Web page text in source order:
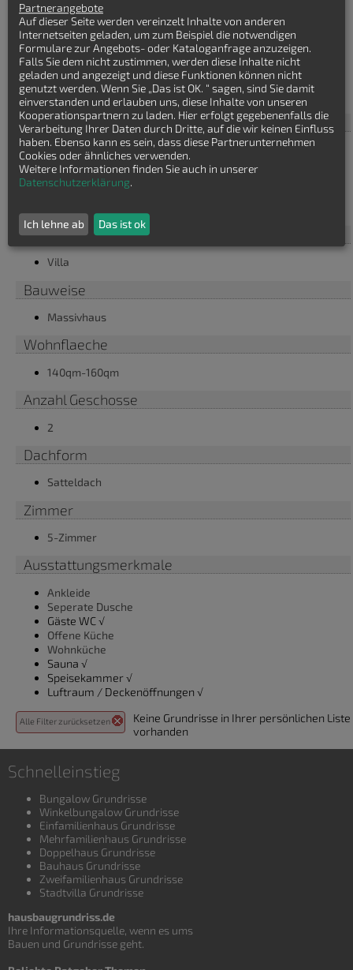
Häuser finden
Bauhaus Villa
Haustyp
Bauhaus
Bungalow
Einfamilienhaus
Baustil
Villa
Bauweise
Massivhaus
Wohnflaeche
140qm-160qm
Anzahl Geschosse
2
Dachform
Satteldach
Zimmer
5-Zimmer
Ausstattungsmerkmale
Ankleide
Seperate Dusche
Gäste WC √
Offene Küche
Wohnküche
Sauna √
Speisekammer √
Luftraum / Deckenöffnungen √
Alle Filter zurücksetzen
Keine Grundrisse in Ihrer persönlichen Liste
vorhanden
Schnelleinstieg
Bungalow Grundrisse
Winkelbungalow Grundrisse
Einfamilienhaus Grundrisse
Mehrfamilienhaus Grundrisse
Doppelhaus Grundrisse
Bauhaus Grundrisse
Zweifamilienhaus Grundrisse
Stadtvilla Grundrisse
hausbaugrundriss.de
Ihre Informationsquelle, wenn es ums
Bauen und Grundrisse geht.
Partnerangebote
Auf dieser Seite werden vereinzelt Inhalte von anderen
Internetseiten geladen, um zum Beispiel die notwendigen
Formulare zur Angebots- oder Kataloganfrage anzuzeigen.
Falls Sie dem nicht zustimmen, werden diese Inhalte nicht
geladen und angezeigt und diese Funktionen können nicht
genutzt werden. Wenn Sie „Das ist OK. “ sagen, sind Sie damit
einverstanden und erlauben uns, diese Inhalte von unseren
Kooperationspartnern zu laden. Hier erfolgt gegebenenfalls die
Verarbeitung Ihrer Daten durch Dritte, auf die wir keinen Einfluss
haben. Ebenso kann es sein, dass diese Partnerunternehmen
Cookies oder ähnliches verwenden.
Weitere Informationen finden Sie auch in unserer
Datenschutzerklärung.
Ich lehne ab Das ist ok